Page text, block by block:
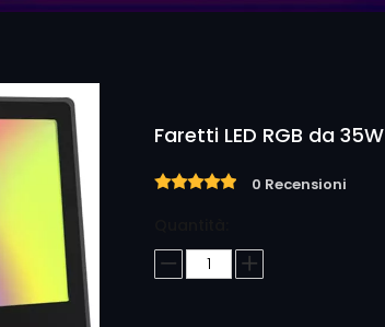
Faretti LED RGB da 35W
0 Recensioni